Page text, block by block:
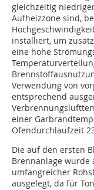
gleichzeitig
Aufheizzone sind,
installiert, um
eine hohe
Verwendung von
entsprechend
einer
Ofendurchlaufzeit
Die auf den ersten
Brennanlage wurde
umfangreicher
ausgelegt, da für